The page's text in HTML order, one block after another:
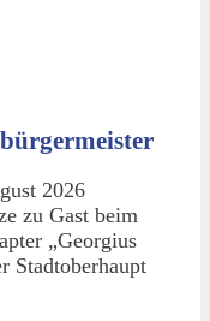
2026
zu Gast beim
„Georgius
Stadtoberhaupt